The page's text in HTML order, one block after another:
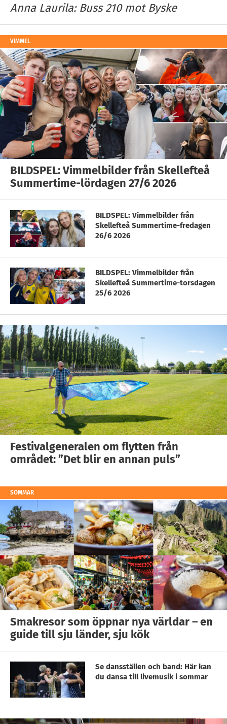
Anna Laurila: Buss 210 mot Byske
VIMMEL
BILDSPEL: Vimmelbilder från Skellefteå
Summertime-lördagen 27/6 2026
BILDSPEL: Vimmelbilder från
Skellefteå Summertime-fredagen
26/6 2026
BILDSPEL: Vimmelbilder från
Skellefteå Summertime-torsdagen
25/6 2026
Festivalgeneralen om flytten från
området: ”Det blir en annan puls”
SOMMAR
Smakresor som öppnar nya världar – en
guide till sju länder, sju kök
Se dansställen och band: Här kan
du dansa till livemusik i sommar